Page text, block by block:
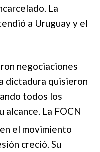
La
a Uruguay y el
negociaciones
dictadura quisieron
todos los
alcance. La FOCN
el movimiento
creció. Su